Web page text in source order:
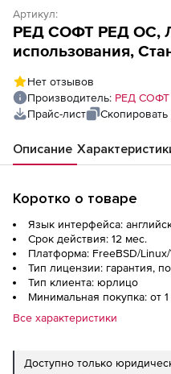
Артикул:
РЕД СОФТ РЕД ОС,
использования,
Конфигурация:
Нет отзывов
Производитель: РЕД СОФТ
Прайс-лист
Скопировать
Описание
Коротко о товаре
Язык интерфейса:
Срок действия: 12 мес.
Платформа: FreeBSD/
Тип лицензии: гарантия,
Тип клиента: юрлицо
Минимальная покупка: от 1
Все характеристики
Доступно только